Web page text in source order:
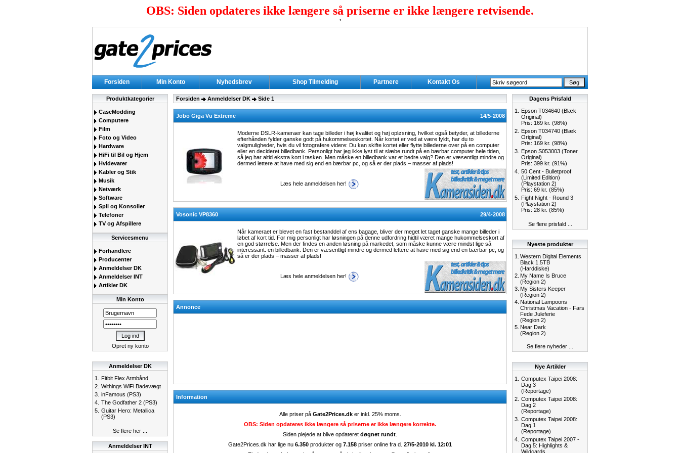
OBS: Siden opdateres ikke længere så priserne er ikke længere retvisende.
'
Forsiden Min Konto Nyhedsbrev Shop Tilmelding Partnere Kontakt Os
Produktkategorier
CaseModding
Computere
Film
Foto og Video
Hardware
HiFi til Bil og Hjem
Hvidevarer
Kabler og Stik
Musik
Netværk
Software
Spil og Konsoller
Telefoner
TV og Afspillere
Servicesmenu
Forhandlere
Producenter
Anmeldelser DK
Anmeldelser INT
Artikler DK
Min Konto
Opret ny konto
Anmeldelser DK
1.
Fitbit Flex Armbånd
2. Withings WiFi Badevægt
3. inFamous (PS3)
4. The Godfather 2 (PS3)
5. Guitar Hero: Metallica
(PS3)
Se flere her ...
Anmeldelser INT
Forsiden Anmeldelser DK Side 1
Jobo Giga Vu Extreme 14/5-2008
Moderne DSLR-kameraer kan tage billeder i høj kvalitet og høj opløsning, hvilket også betyder, at billederne
efterhånden fylder ganske godt på hukommelseskortet. Når kortet er ved at være fyldt, har du to
valgmuligheder, hvis du vil fotografere videre: Du kan skifte kortet eller flytte billederne over på en computer
eller en decideret billedbank. Personligt har jeg ikke lyst til at slæbe rundt på en bærbar computer hele tiden,
så jeg har altid ekstra kort i tasken. Men måske en billedbank var et bedre valg? Den er væsentligt mindre og
dermed lettere at have med sig end en bærbar pc, og så er der plads – masser af plads!
Læs hele anmeldelsen her!
Vosonic VP8360 29/4-2008
Når kameraet er blevet en fast bestanddel af ens bagage, bliver der meget let taget ganske mange billeder i
løbet af kort tid. For mig personligt har løsningen på denne udfordring hidtil været mange hukommelseskort af
en god størrelse. Men der findes en anden løsning på markedet, som måske kunne være mindst lige så
interessant: en billedbank. Den er væsentligt mindre og dermed lettere at have med sig end en bærbar pc, og
så er der plads – masser af plads!
Læs hele anmeldelsen her!
Annonce
Information
Alle priser på Gate2Prices.dker inkl. 25% moms.
OBS: Siden opdateres ikke længere så priserne er ikke længere korrekte.
Siden plejede at blive opdateret døgnet rundt
Gate2Prices.dk har lige nu 6.350 produkter og 7.158 priser online fra d. 27/5-2010 kl. 12:01
Dagens Prisfald
1.
Epson T034640 (Blæk
Original)
Pris: 169 kr. (98%)
2. Epson T034740 (Blæk
Original)
Pris: 169 kr. (98%)
3. Epson S053003 (Toner
Original)
Pris: 399 kr. (91%)
4. 50 Cent - Bulletproof
(Limited Edition)
(Playstation 2)
Pris: 69 kr. (85%)
5. Fight Night - Round 3
(Playstation 2)
Pris: 28 kr. (85%)
Se flere prisfald ...
Nyeste produkter
1. Western Digital Elements
Black 1.5TB
(Harddiske)
2. My Name Is Bruce
(Region 2)
3. My Sisters Keeper
(Region 2)
4. National Lampoons
Christmas Vacation - Fars
Fede Juleferie
(Region 2)
5. Near Dark
(Region 2)
Se flere nyheder ...
Nye Artikler
1.
Computex Taipei 2008:
Dag 3
(Reportage)
2. Computex Taipei 2008:
Dag 2
(Reportage)
3. Computex Taipei 2008:
Dag 1
(Reportage)
4. Computex Taipei 2007 -
Dag 5: Highlights &
Wildcards